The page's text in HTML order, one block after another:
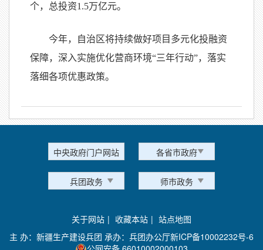
个，总投资1.5万亿元。
今年，自治区将持续做好项目多元化投融资
保障，深入实施优化营商环境“三年行动”，落实
落细各项优惠政策。
中央政府门户网站 各省市政府
兵团政务 师市政务
关于网站 | 收藏本站 | 站点地图
主 办：新疆生产建设兵团 承办：兵团办公厅新ICP备10002232号-6